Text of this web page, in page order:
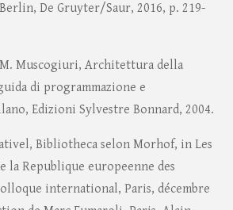
De Gruyter/Saur, 2016, p. 219-
Muscogiuri, Architettura della
di programmazione e
Edizioni Sylvestre Bonnard, 2004.
Bibliotheca selon Morhof, in Les
la Republique europeenne des
international, Paris, décembre